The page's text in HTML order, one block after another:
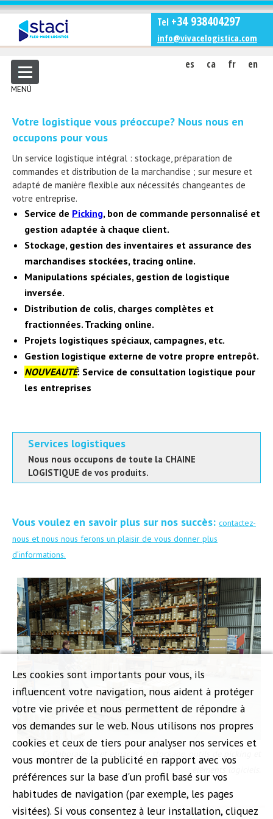
MENÚ
Tel +34 938404297
info@vivacelogistica.com
es ca fr en
Votre logistique vous préoccupe? Nous nous en
occupons pour vous
Un service logistique intégral : stockage, préparation de
commandes et distribution de la marchandise ; sur mesure et
adapté de manière flexible aux nécessités changeantes de
votre entreprise.
Service de Picking, bon de commande personnalisé et
gestion adaptée à chaque client.
Stockage, gestion des inventaires et assurance des
marchandises stockées, tracing online.
Manipulations spéciales, gestion de logistique
inversée.
Distribution de colis, charges complètes et
fractionnées. Tracking online.
Projets logistiques spéciaux, campagnes, etc.
Gestion logistique externe de votre propre entrepôt.
NOUVEAUTÉ: Service de consultation logistique pour
les entreprises
Services logistiques
Nous nous occupons de toute la CHAINE
LOGISTIQUE de vos produits.
Vous voulez en savoir plus sur nos succès: contactez-
nous et nous nous ferons un plaisir de vous donner plus
d’informations.
Collaborateurs et espaces de stockage, outils de picking et
Les cookies sont importants pour vous, ils
influencent votre navigation, nous aident à protéger
votre vie privée et nous permettent de répondre à
vos demandes sur le web. Nous utilisons nos propres
cookies et ceux de tiers pour analyser nos services et
vous montrer de la publicité en rapport avec vos
préférences sur la base d'un profil basé sur vos
habitudes de navigation (par exemple, les pages
visitées). Si vous consentez à leur installation, cliquez